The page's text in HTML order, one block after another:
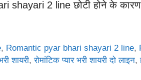
shayari 2 line छोटी होने के
, Romantic pyar bhari shayari 2 line,
शायरी,रोमांटिक प्यार भरी शायरी दो लाइन,